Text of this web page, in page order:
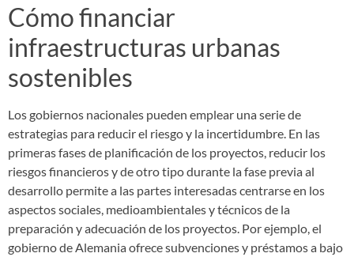
Cómo financiar
infraestructuras urbanas
sostenibles
Los gobiernos nacionales pueden emplear una serie de
estrategias para reducir el riesgo y la incertidumbre. En las
primeras fases de planificación de los proyectos, reducir los
riesgos financieros y de otro tipo durante la fase previa al
desarrollo permite a las partes interesadas centrarse en los
aspectos sociales, medioambientales y técnicos de la
preparación y adecuación de los proyectos. Por ejemplo, el
gobierno de Alemania ofrece subvenciones y préstamos a bajo